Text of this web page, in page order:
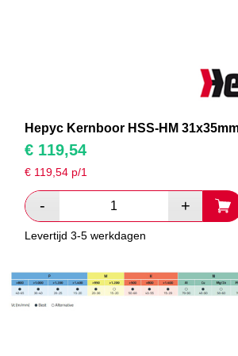
Hepyc Kernboor HSS-HM
€ 119,54
€ 119,54 p/1
Levertijd 3-5 werkdagen